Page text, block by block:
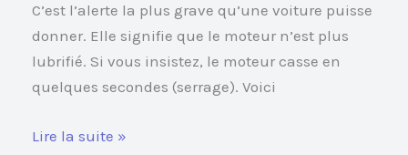
C’est l’alerte la plus grave qu’une voiture puisse
donner. Elle signifie que le moteur n’est plus
lubrifié. Si vous insistez, le moteur casse en
quelques secondes (serrage). Voici
Lire la suite »